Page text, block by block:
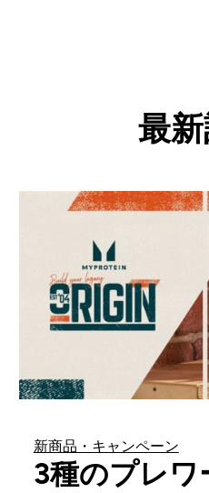
最
新商品・キャンペーン
3種のプレワ